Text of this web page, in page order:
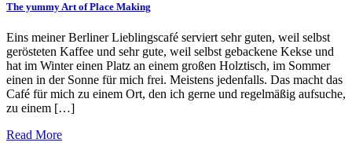
The yummy Art of Place Making
Eins meiner Berliner Lieblingscafé serviert sehr guten, weil selbst
gerösteten Kaffee und sehr gute, weil selbst gebackene Kekse und
hat im Winter einen Platz an einem großen Holztisch, im Sommer
einen in der Sonne für mich frei. Meistens jedenfalls. Das macht das
Café für mich zu einem Ort, den ich gerne und regelmäßig aufsuche,
zu einem […]
Read More